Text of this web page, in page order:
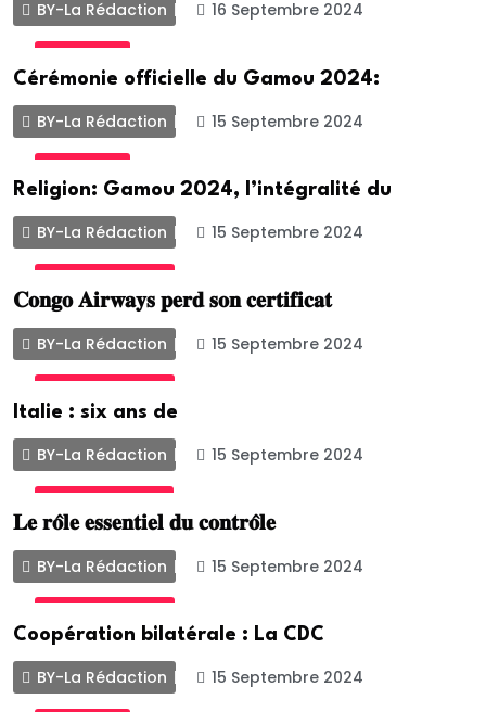
BY-La Rédaction 16 Septembre 2024
Cérémonie officielle du Gamou 2024:
BY-La Rédaction 15 Septembre 2024
Religion: Gamou 2024, l’intégralité du
BY-La Rédaction 15 Septembre 2024
𝐂𝐨𝐧𝐠𝐨 𝐀𝐢𝐫𝐰𝐚𝐲𝐬 𝐩𝐞𝐫𝐝 𝐬𝐨𝐧 𝐜𝐞𝐫𝐭𝐢𝐟𝐢𝐜𝐚𝐭
BY-La Rédaction 15 Septembre 2024
Italie : six ans de
BY-La Rédaction 15 Septembre 2024
𝐋𝐞 𝐫𝐨̂𝐥𝐞 𝐞𝐬𝐬𝐞𝐧𝐭𝐢𝐞𝐥 𝐝𝐮 𝐜𝐨𝐧𝐭𝐫𝐨̂𝐥𝐞
BY-La Rédaction 15 Septembre 2024
Coopération bilatérale : La CDC
BY-La Rédaction 15 Septembre 2024